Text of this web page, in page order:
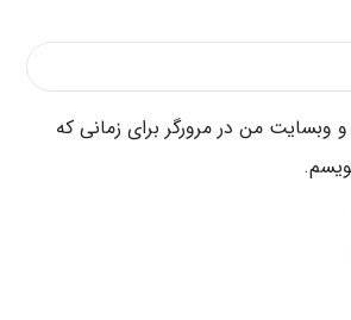
و وبسایت من در مرورگر برای زمانی که